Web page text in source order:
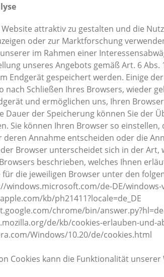
attraktiv zu gestalten und die
oder zur Marktforschung
im Rahmen einer
unseres Angebots gemäß Art. 6 Abs.
Endgerät gespeichert werden. Einige
nach Schließen Ihres Browsers, wieder
und ermöglichen uns, Ihren
Dauer der Speicherung können Sie der
Sie können Ihren Browser so
Annahme entscheiden oder die
Browser unterscheidet sich in der
beschrieben, welches Ihnen
für die jeweiligen Browser unter den
de-DE/windows-
kb/ph21411?locale=de_DE
chrome/bin/
de/kb/cookies-erlauben-und-
Windows/10.20/de/cookies.html
Cookies kann die Funktionalität